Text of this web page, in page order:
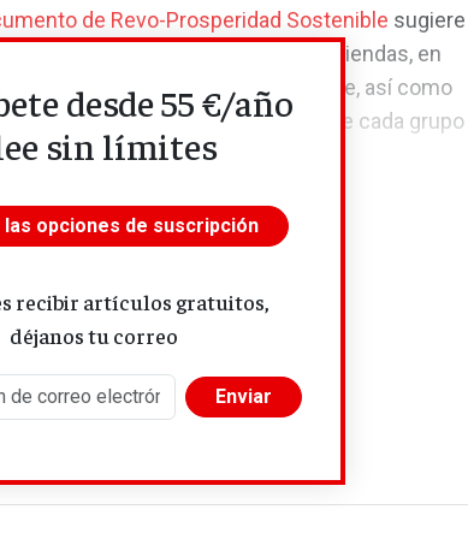
de Revo-Prosperidad Sostenible sugiere
entre cuatro grupos de viviendas, en
rentable y de si podría costearse, así como
del número de viviendas de cada grupo
desde 55 €/año
sin límites
las opciones de suscripción
recibir artículos gratuitos,
déjanos tu correo